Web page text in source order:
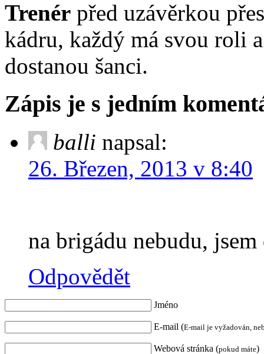
Trenér před uzávěrkou
kádru, každý má svou roli
dostanou šanci.
Zápis je s jedním
balli napsal:
26. Březen, 2013 v 8:40
na brigádu nebudu,
Odpovědět
Jméno
E-mail (E-mail je vyžadován,
Webová stránka (pokud máte)